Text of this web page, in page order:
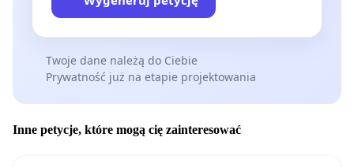
Twoje dane należą do Ciebie
Prywatność już na etapie projektowania
Inne petycje, które mogą cię zainteresować